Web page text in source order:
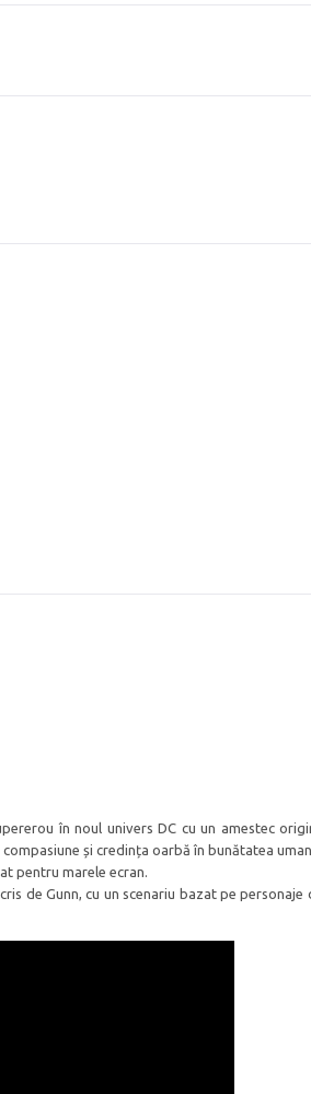
în noul univers DC cu un amestec
și credința oarbă în bunătatea
pentru marele ecran.
de Gunn, cu un scenariu bazat pe personaje